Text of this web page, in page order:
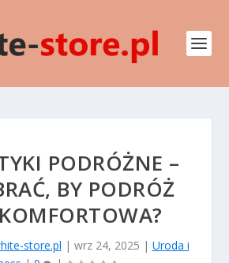
PODRÓŻNE –
BY PODRÓŻ
store.pl | wrz 24, 2025 | Uroda i